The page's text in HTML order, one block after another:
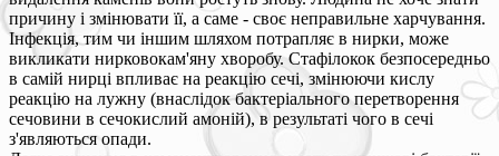
причину і змінювати її, а саме - своє неправильне харчування.
Інфекція, тим чи іншим шляхом потрапляє в нирки, може
викликати нирковокам'яну хворобу. Стафілокок безпосередньо
в самій нирці впливає на реакцію сечі, змінюючи кислу
реакцію на лужну (внаслідок бактеріального перетворення
сечовини в сечокислий амоній), в результаті чого в сечі
з'являються опади.